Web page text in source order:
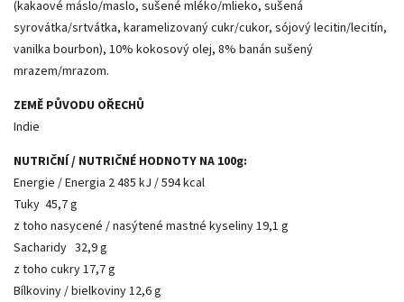
(kakaové máslo/maslo, sušené mléko/mlieko, sušená
syrovátka/srtvátka, karamelizovaný cukr/cukor, sójový lecitin/lecitín,
vanilka bourbon), 10% kokosový olej, 8% banán sušený
mrazem/mrazom.
ZEMĚ PŮVODU OŘECHŮ
Indie
NUTRIČNÍ / NUTRIČNÉ HODNOTY NA 100g:
Energie / Energia 2 485 kJ / 594 kcal
Tuky 45,7 g
z toho nasycené / nasýtené mastné kyseliny 19,1 g
Sacharidy 32,9 g
z toho cukry 17,7 g
Bílkoviny / bielkoviny 12,6 g